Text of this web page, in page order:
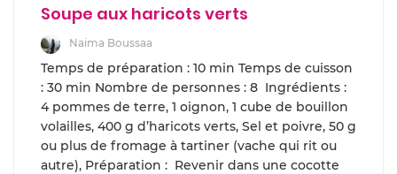
Soupe aux haricots verts
Naima Boussaa
Temps de préparation : 10 min Temps de cuisson
: 30 min Nombre de personnes : 8 Ingrédients :
4 pommes de terre, 1 oignon, 1 cube de bouillon
volailles, 400 g d’haricots verts, Sel et poivre, 50 g
ou plus de fromage à tartiner (vache qui rit ou
autre), Préparation : Revenir dans une cocotte